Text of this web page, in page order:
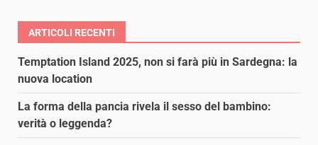
ARTICOLI RECENTI
Temptation Island 2025, non si farà più in Sardegna: la
nuova location
La forma della pancia rivela il sesso del bambino:
verità o leggenda?